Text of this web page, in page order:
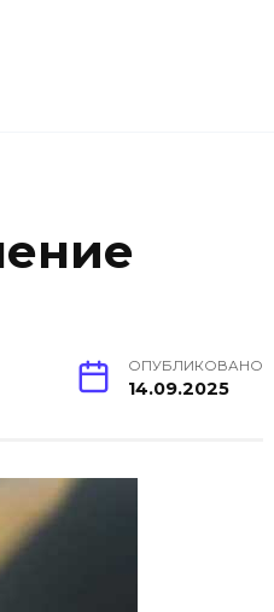
ОПУБЛИКОВАНО
14.09.2025